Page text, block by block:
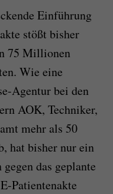
Einführung
stößt bisher
75 Millionen
Wie eine
Agentur bei den
AOK, Techniker,
mehr als 50
hat bisher nur ein
das geplante
Patientenakte